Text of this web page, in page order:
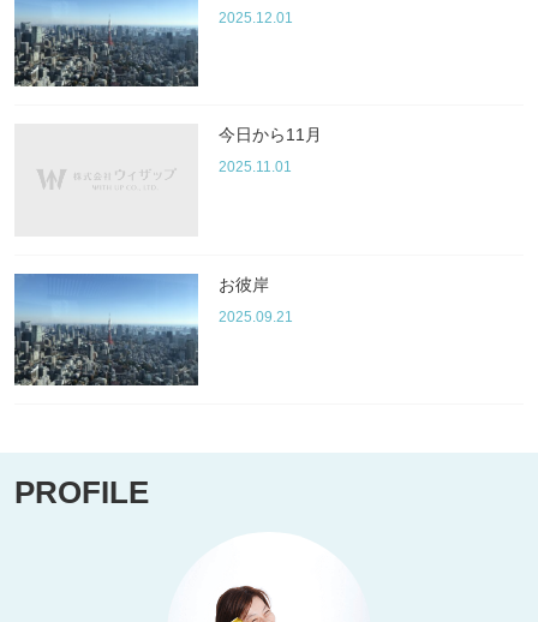
2025.12.01
今日から11月
2025.11.01
お彼岸
2025.09.21
PROFILE